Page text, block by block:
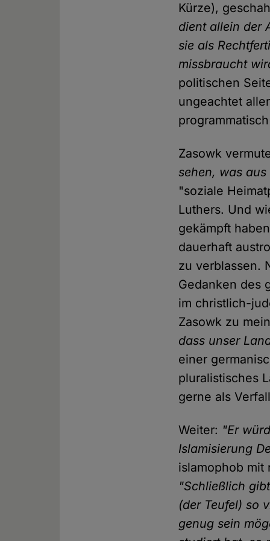
Kürze),
dient allein der
sie als
missbraucht
politischen
ungeachtet
Zasowk
sehen, was
"soziale
Luthers. Und
gekämpft
dauerhaft
zu verblassen.
Gedanken des
im christlich-
Zasowk zu
dass unser
einer
pluralistisches
gerne als
Weiter: "Er
Islamisierung
islamophob mit
"Schließlich
(der Teufel) so
genug sein